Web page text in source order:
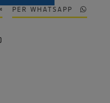
PER WHATSAPP